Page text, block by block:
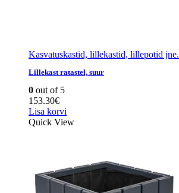
Kasvatuskastid, lillekastid, lillepotid jne.
Lillekast ratastel, suur
0 out of 5
153.30€
Lisa korvi
Quick View